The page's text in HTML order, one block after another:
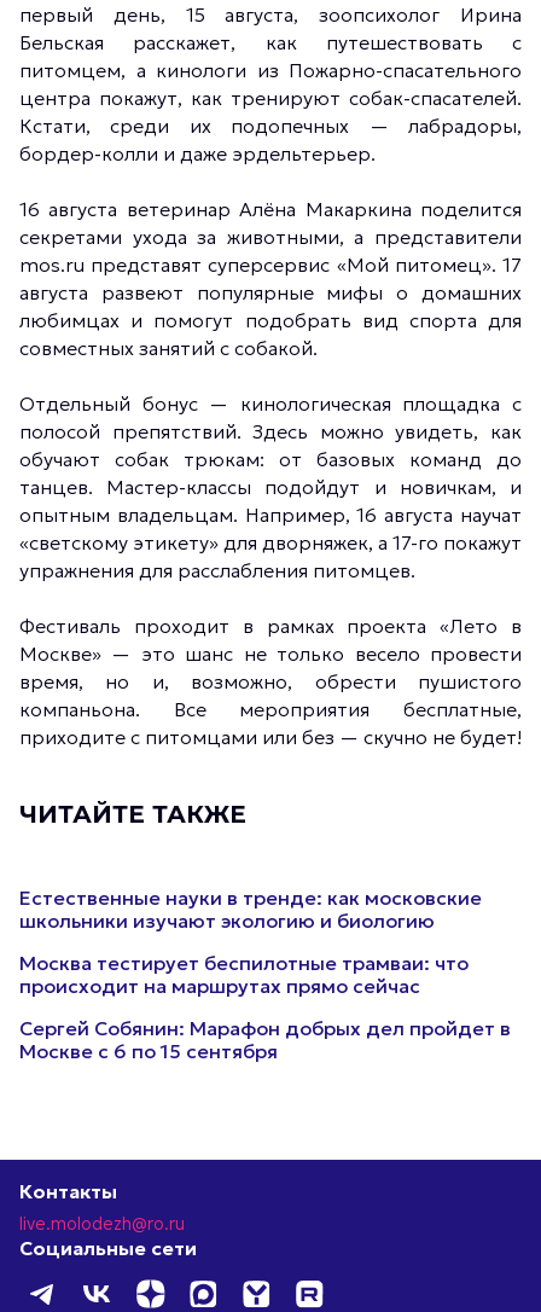
первый день, 15 августа, зоопсихолог Ирина
Бельская расскажет, как путешествовать с
питомцем, а кинологи из Пожарно-спасательного
центра покажут, как тренируют собак-спасателей.
Кстати, среди их подопечных — лабрадоры,
бордер-колли и даже эрдельтерьер.
16 августа ветеринар Алёна Макаркина поделится
секретами ухода за животными, а представители
mos.ru представят суперсервис «Мой питомец». 17
августа развеют популярные мифы о домашних
любимцах и помогут подобрать вид спорта для
совместных занятий с собакой.
Отдельный бонус — кинологическая площадка с
полосой препятствий. Здесь можно увидеть, как
обучают собак трюкам: от базовых команд до
танцев. Мастер-классы подойдут и новичкам, и
опытным владельцам. Например, 16 августа научат
«светскому этикету» для дворняжек, а 17-го покажут
упражнения для расслабления питомцев.
Фестиваль проходит в рамках проекта «Лето в
Москве» — это шанс не только весело провести
время, но и, возможно, обрести пушистого
компаньона. Все мероприятия бесплатные,
приходите с питомцами или без — скучно не будет!
ЧИТАЙТЕ ТАКЖЕ
Естественные науки в тренде: как московские
школьники изучают экологию и биологию
Москва тестирует беспилотные трамваи: что
происходит на маршрутах прямо сейчас
Сергей Собянин: Марафон добрых дел пройдет в
Москве с 6 по 15 сентября
Контакты
live.molodezh@ro.ru
Социальные сети